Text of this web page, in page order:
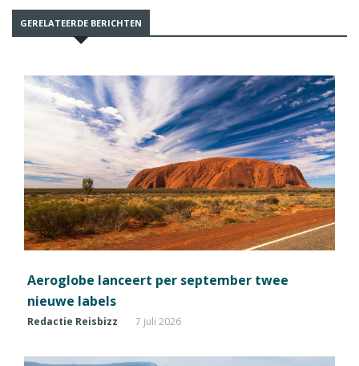
GERELATEERDE BERICHTEN
Aeroglobe lanceert per september twee
nieuwe labels
Redactie Reisbizz 7 juli 2026